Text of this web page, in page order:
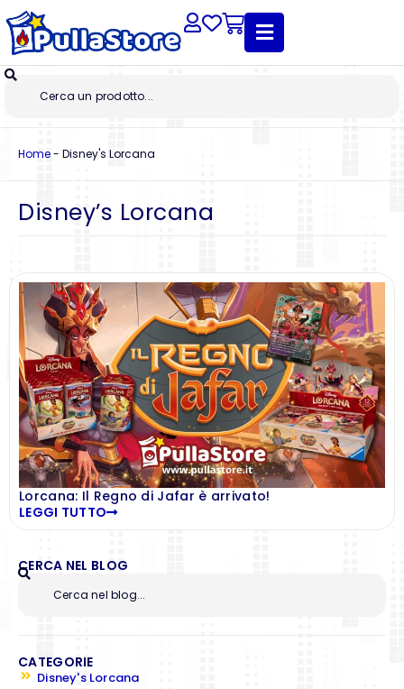
Home- Disney's Lorcana
Disney’s Lorcana
Lorcana: Il Regno di Jafar è arrivato!
LEGGI TUTTO
CERCA NEL BLOG
CATEGORIE
Disney's Lorcana